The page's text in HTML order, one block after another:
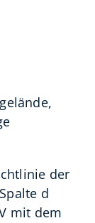
der
d
mit dem